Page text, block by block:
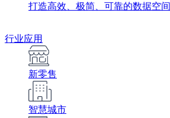
打造高效、极简、可靠的数据空间
行业应用
新零售
智慧城市